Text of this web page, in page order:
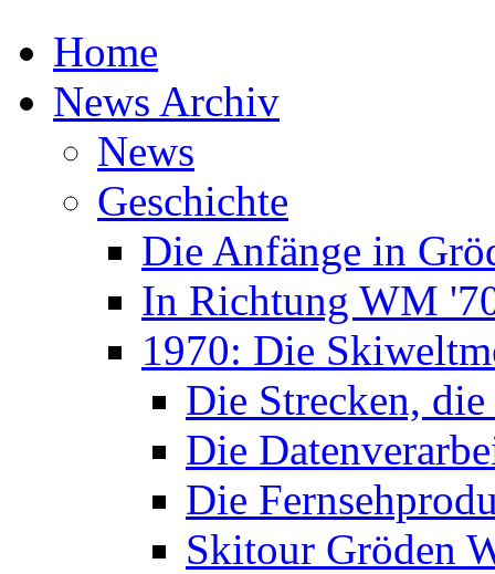
Home
News Archiv
News
Geschichte
Die Anfänge in
In Richtung WM
1970: Die
Die Strecken,
Die
Die
Skitour Gröden